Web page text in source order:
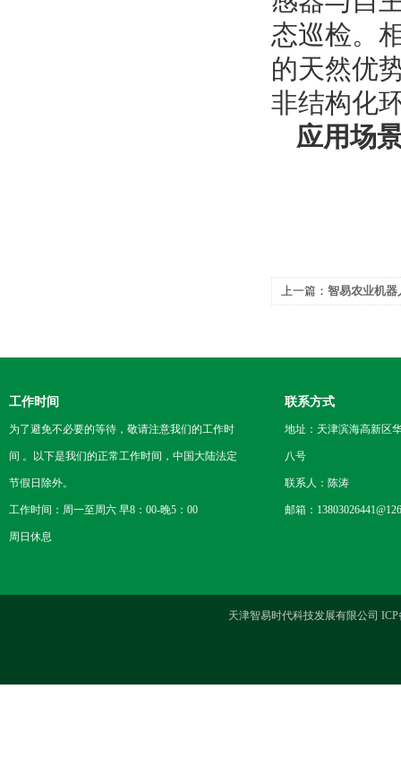
态巡检。
的天然优
非结构化
应用场
上一篇： 智易农业机器
工作时间
为了避免不必要的等待，敬请注意我们的工作时
间 。以下是我们的正常工作时间，中国大陆法定
节假日除外。
工作时间：周一至周六 早8：00-晚5：00
周日休息
联系方式
地址：天津滨海高新区
八号
联系人：陈涛
邮箱：
天津智易时代科技发展有限公司 ICP